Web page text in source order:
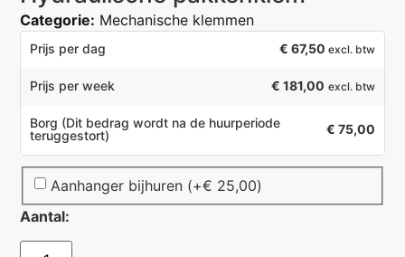
Categorie: Mechanische klemmen
Prijs per dag € 67,50 excl. btw
Prijs per week € 181,00 excl. btw
Borg (Dit bedrag wordt na de huurperiode
teruggestort)
€ 75,00
Aanhanger bijhuren (+€ 25,00)
Aantal: